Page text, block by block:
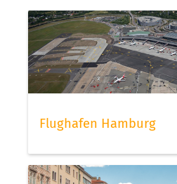
Flughafen Hamburg